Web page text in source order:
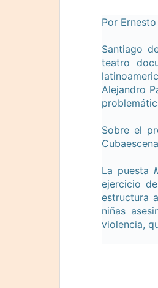
Por
Santiago
teatro
Alejandro
Sobre el
La puesta
ejercicio
estructura
niñas
violencia,
Frida Viva la Vida -
Santa Fe
Viernes 7 de agosto, 19 h.
El universo de Frida Kahlo se
apodera del ciclo Comentadas